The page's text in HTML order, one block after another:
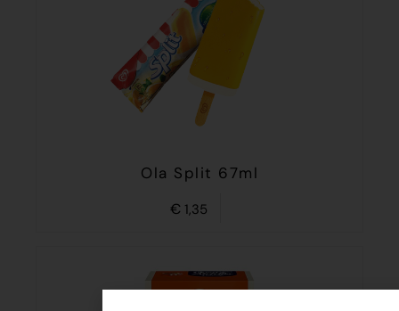
Ola Split 67ml
€ 1,35